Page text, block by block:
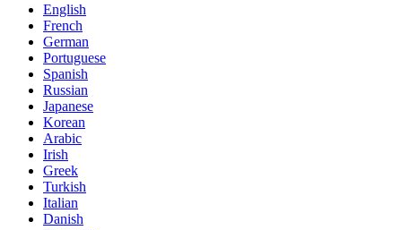
English
French
German
Portuguese
Spanish
Russian
Japanese
Korean
Arabic
Irish
Greek
Turkish
Italian
Danish